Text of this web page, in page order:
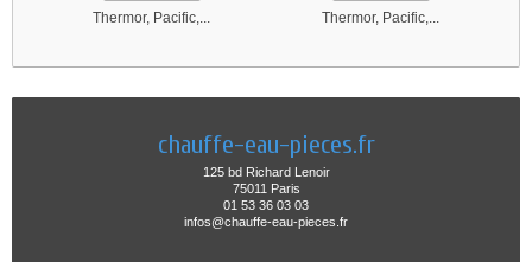
Thermor, Pacific,... Thermor, Pacific,...
chauffe-eau-pieces.fr
125 bd Richard Lenoir
75011 Paris
01 53 36 03 03
infos@chauffe-eau-pieces.fr